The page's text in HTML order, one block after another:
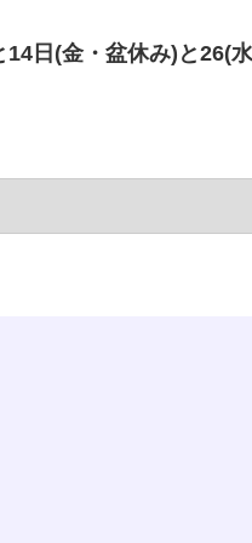
日(金・盆休み)と26(水